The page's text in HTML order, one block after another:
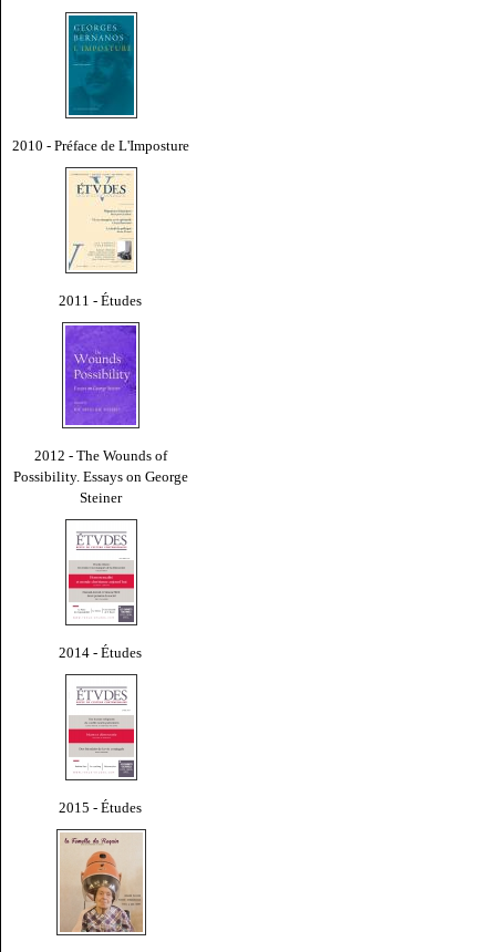
2010 - Préface de L'Imposture
2011 - Études
2012 - The Wounds of
Possibility. Essays on George
Steiner
2014 - Études
2015 - Études